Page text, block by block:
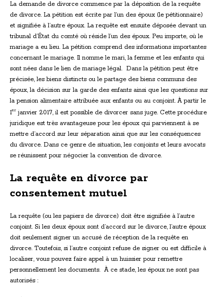
La demande de divorce commence par la déposition de la requête
de divorce. La pétition est écrite par l’un des époux (le pétitionnaire)
et signifiée à l’autre époux. La requête est ensuite déposée devant un
tribunal d’État du comté où réside l’un des époux. Peu importe, où le
mariage a eu lieu. La pétition comprend des informations importantes
concernant le mariage. Il nomme le mari, la femme et les enfants qui
sont nées dans le lien de mariage légal. Dans la pétition peut être
précisée, les biens distincts ou le partage des biens communs des
époux, la décision sur la garde des enfants ainsi que les questions sur
la pension alimentaire attribuée aux enfants ou au conjoint. À partir le
1er janvier 2017, il est possible de divorcer sans juge. Cette procédure
juridique est très avantageuse pour les époux qui parviennent à se
mettre d’accord sur leur séparation ainsi que sur les conséquences
du divorce. Dans ce genre de situation, les conjoints et leurs avocats
se réunissent pour négocier la convention de divorce.
La requête en divorce par
consentement mutuel
La requête (ou les papiers de divorce) doit être signifiée à l’autre
conjoint. Si les deux époux sont d’accord sur le divorce, l’autre époux
doit seulement signer un accusé de réception de la requête en
divorce. Toutefois, si l’autre conjoint refuse de signer ou est difficile à
localiser, vous pouvez faire appel à un huissier pour remettre
personnellement les documents. À ce stade, les époux ne sont pas
autorisés :